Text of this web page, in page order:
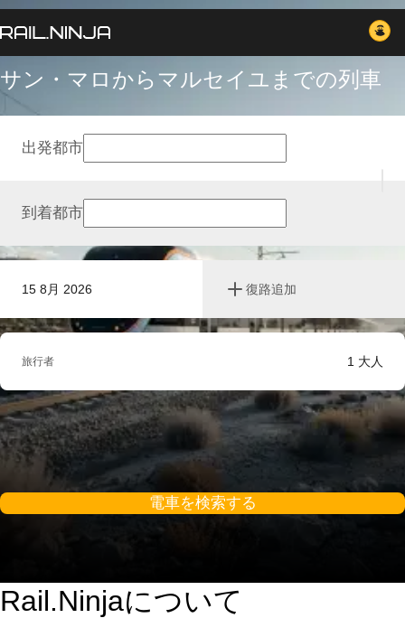
サン・マロからマルセイユまでの列車
15 8月 2026 復路追加
出発都市
到着都市
旅行者 1 大人
電車を検索する
Rail.Ninjaについて